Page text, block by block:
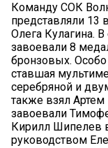
Команду СОК
представляли 13
Олега Кулагина.
завоевали 8
бронзовых. Особо
ставшая
серебряной и
также взял
завоевали
Кирилл Шипелев
руководством